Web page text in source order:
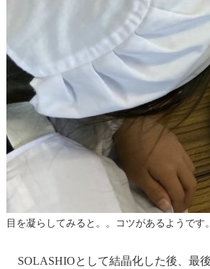
目を凝らしてみると。。コツがあるようです。
SOLASHIOとして結晶化した後、最